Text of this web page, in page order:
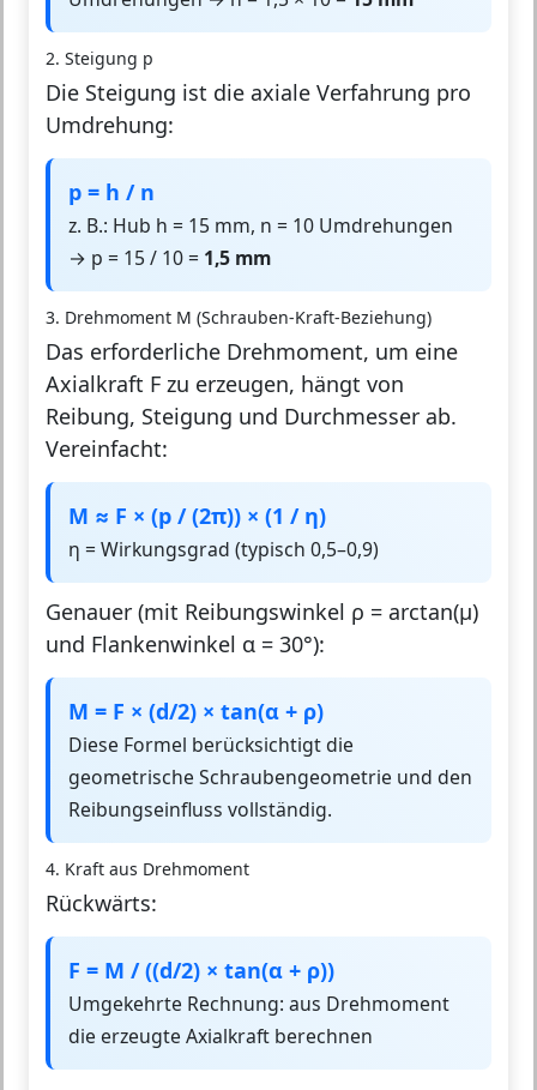
2. Steigung p
Die Steigung ist die axiale Verfahrung pro
Umdrehung:
p = h / n
z. B.: Hub h = 15 mm, n = 10 Umdrehungen
→ p = 15 / 10 = 1,5 mm
3. Drehmoment M (Schrauben-Kraft-Beziehung)
Das erforderliche Drehmoment, um eine
Axialkraft F zu erzeugen, hängt von
Reibung, Steigung und Durchmesser ab.
Vereinfacht:
M ≈ F × (p / (2π)) × (1 / η)
η = Wirkungsgrad (typisch 0,5–0,9)
Genauer (mit Reibungswinkel ρ = arctan(μ)
und Flankenwinkel α = 30°):
M = F × (d/2) × tan(α + ρ)
Diese Formel berücksichtigt die
geometrische Schraubengeometrie und den
Reibungseinfluss vollständig.
4. Kraft aus Drehmoment
Rückwärts:
F = M / ((d/2) × tan(α + ρ))
Umgekehrte Rechnung: aus Drehmoment
die erzeugte Axialkraft berechnen